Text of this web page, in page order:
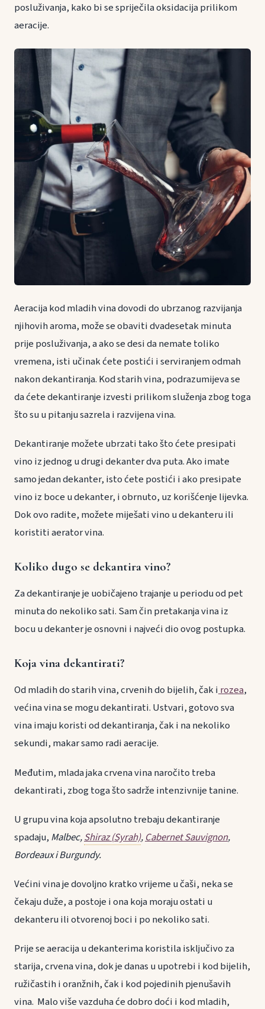
posluživanja, kako bi se spriječila oksidacija prilikom
aeracije.
Aeracija kod mladih vina dovodi do ubrzanog razvijanja
njihovih aroma, može se obaviti dvadesetak minuta
prije posluživanja, a ako se desi da nemate toliko
vremena, isti učinak ćete postići i serviranjem odmah
nakon dekantiranja. Kod starih vina, podrazumijeva se
da ćete dekantiranje izvesti prilikom služenja zbog toga
što su u pitanju sazrela i razvijena vina.
Dekantiranje možete ubrzati tako što ćete presipati
vino iz jednog u drugi dekanter dva puta. Ako imate
samo jedan dekanter, isto ćete postići i ako presipate
vino iz boce u dekanter, i obrnuto, uz korišćenje lijevka.
Dok ovo radite, možete miješati vino u dekanteru ili
koristiti aerator vina.
Koliko dugo se dekantira vino?
Za dekantiranje je uobičajeno trajanje u periodu od pet
minuta do nekoliko sati. Sam čin pretakanja vina iz
bocu u dekanter je osnovni i najveći dio ovog postupka.
Koja vina dekantirati?
Od mladih do starih vina, crvenih do bijelih, čak irozea,
većina vina se mogu dekantirati. Ustvari, gotovo sva
vina imaju koristi od dekantiranja, čak i na nekoliko
sekundi, makar samo radi aeracije.
Međutim, mlada jaka crvena vina naročito treba
dekantirati, zbog toga što sadrže intenzivnije tanine.
U grupu vina koja apsolutno trebaju dekantiranje
spadaju, Malbec,Shiraz (Syrah), Cabernet Sauvignon,
Bordeaux i Burgundy.
Većini vina je dovoljno kratko vrijeme u čaši, neka se
čekaju duže, a postoje i ona koja moraju ostati u
dekanteru ili otvorenoj boci i po nekoliko sati.
Prije se aeracija u dekanterima koristila isključivo za
starija, crvena vina, dok je danas u upotrebi i kod bijelih,
ružičastih i oranžnih, čak i kod pojedinih pjenušavih
vina. Malo više vazduha će dobro doći i kod mladih,